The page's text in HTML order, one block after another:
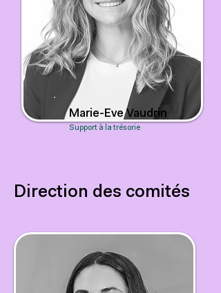
Marie-Eve Vaudrin
Support à la trésorie
Direction des comités